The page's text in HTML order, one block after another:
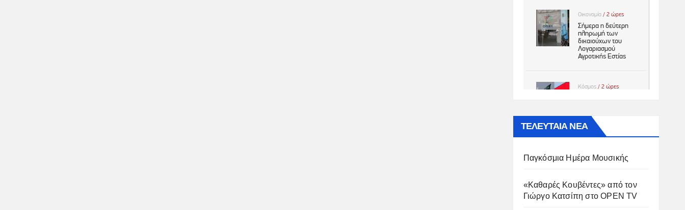
ΤΕΛΕΥΤΑΙΑ ΝΕΑ
Παγκόσμια Ημέρα Μουσικής
«Καθαρές Κουβέντες» από τον
Γιώργο Κατσίπη στο OPEN TV